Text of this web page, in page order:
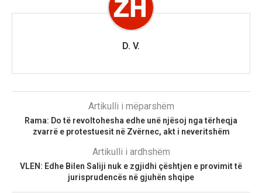
D. V.
Artikulli i mëparshëm
Rama: Do të revoltohesha edhe unë njësoj nga tërheqja
zvarrë e protestuesit në Zvërnec, akt i neveritshëm
Artikulli i ardhshëm
VLEN: Edhe Bilen Saliji nuk e zgjidhi çështjen e provimit të
jurisprudencës në gjuhën shqipe